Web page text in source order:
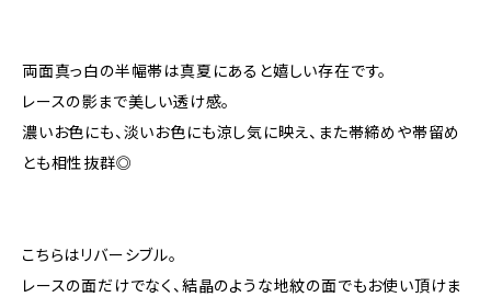
両面真っ白の半幅帯は真夏にあると嬉しい存在です。
レースの影まで美しい透け感。
濃いお色にも、淡いお色にも涼し気に映え、また帯締めや帯留め
とも相性抜群◎
こちらはリバーシブル。
レースの面だけでなく、結晶のような地紋の面でもお使い頂けま